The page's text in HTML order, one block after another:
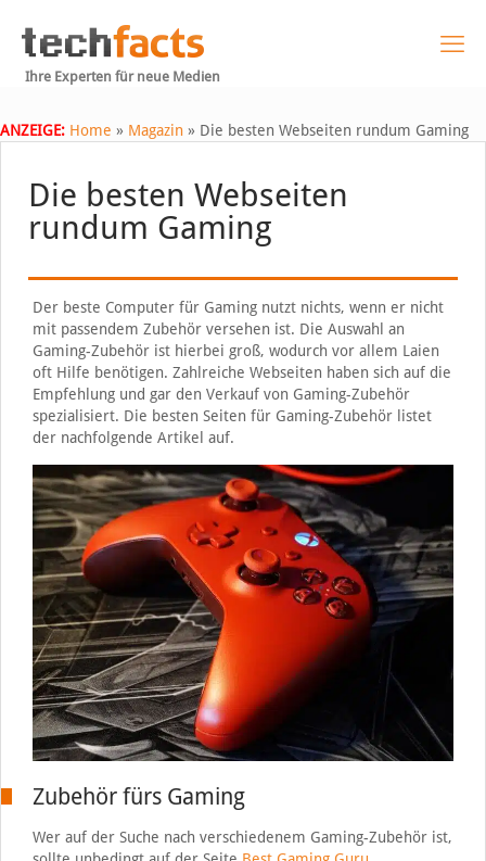
Ihre Experten für neue Medien
ANZEIGE: Home » Magazin » Die besten Webseiten rundum Gaming
Die besten Webseiten
rundum Gaming
Der beste Computer für Gaming nutzt nichts, wenn er nicht
mit passendem Zubehör versehen ist. Die Auswahl an
Gaming-Zubehör ist hierbei groß, wodurch vor allem Laien
oft Hilfe benötigen. Zahlreiche Webseiten haben sich auf die
Empfehlung und gar den Verkauf von Gaming-Zubehör
spezialisiert. Die besten Seiten für Gaming-Zubehör listet
der nachfolgende Artikel auf.
Zubehör fürs Gaming
Wer auf der Suche nach verschiedenem Gaming-Zubehör ist,